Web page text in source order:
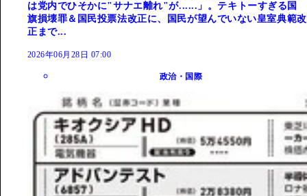
は党内でひそかに"サナエ離れ"が......」。テキトーすぎる国
旗損壊罪＆国民投票法改正に、国民が望んでいない皇室典範改
正まで...
2026年06月28日 07:00
政治・国際